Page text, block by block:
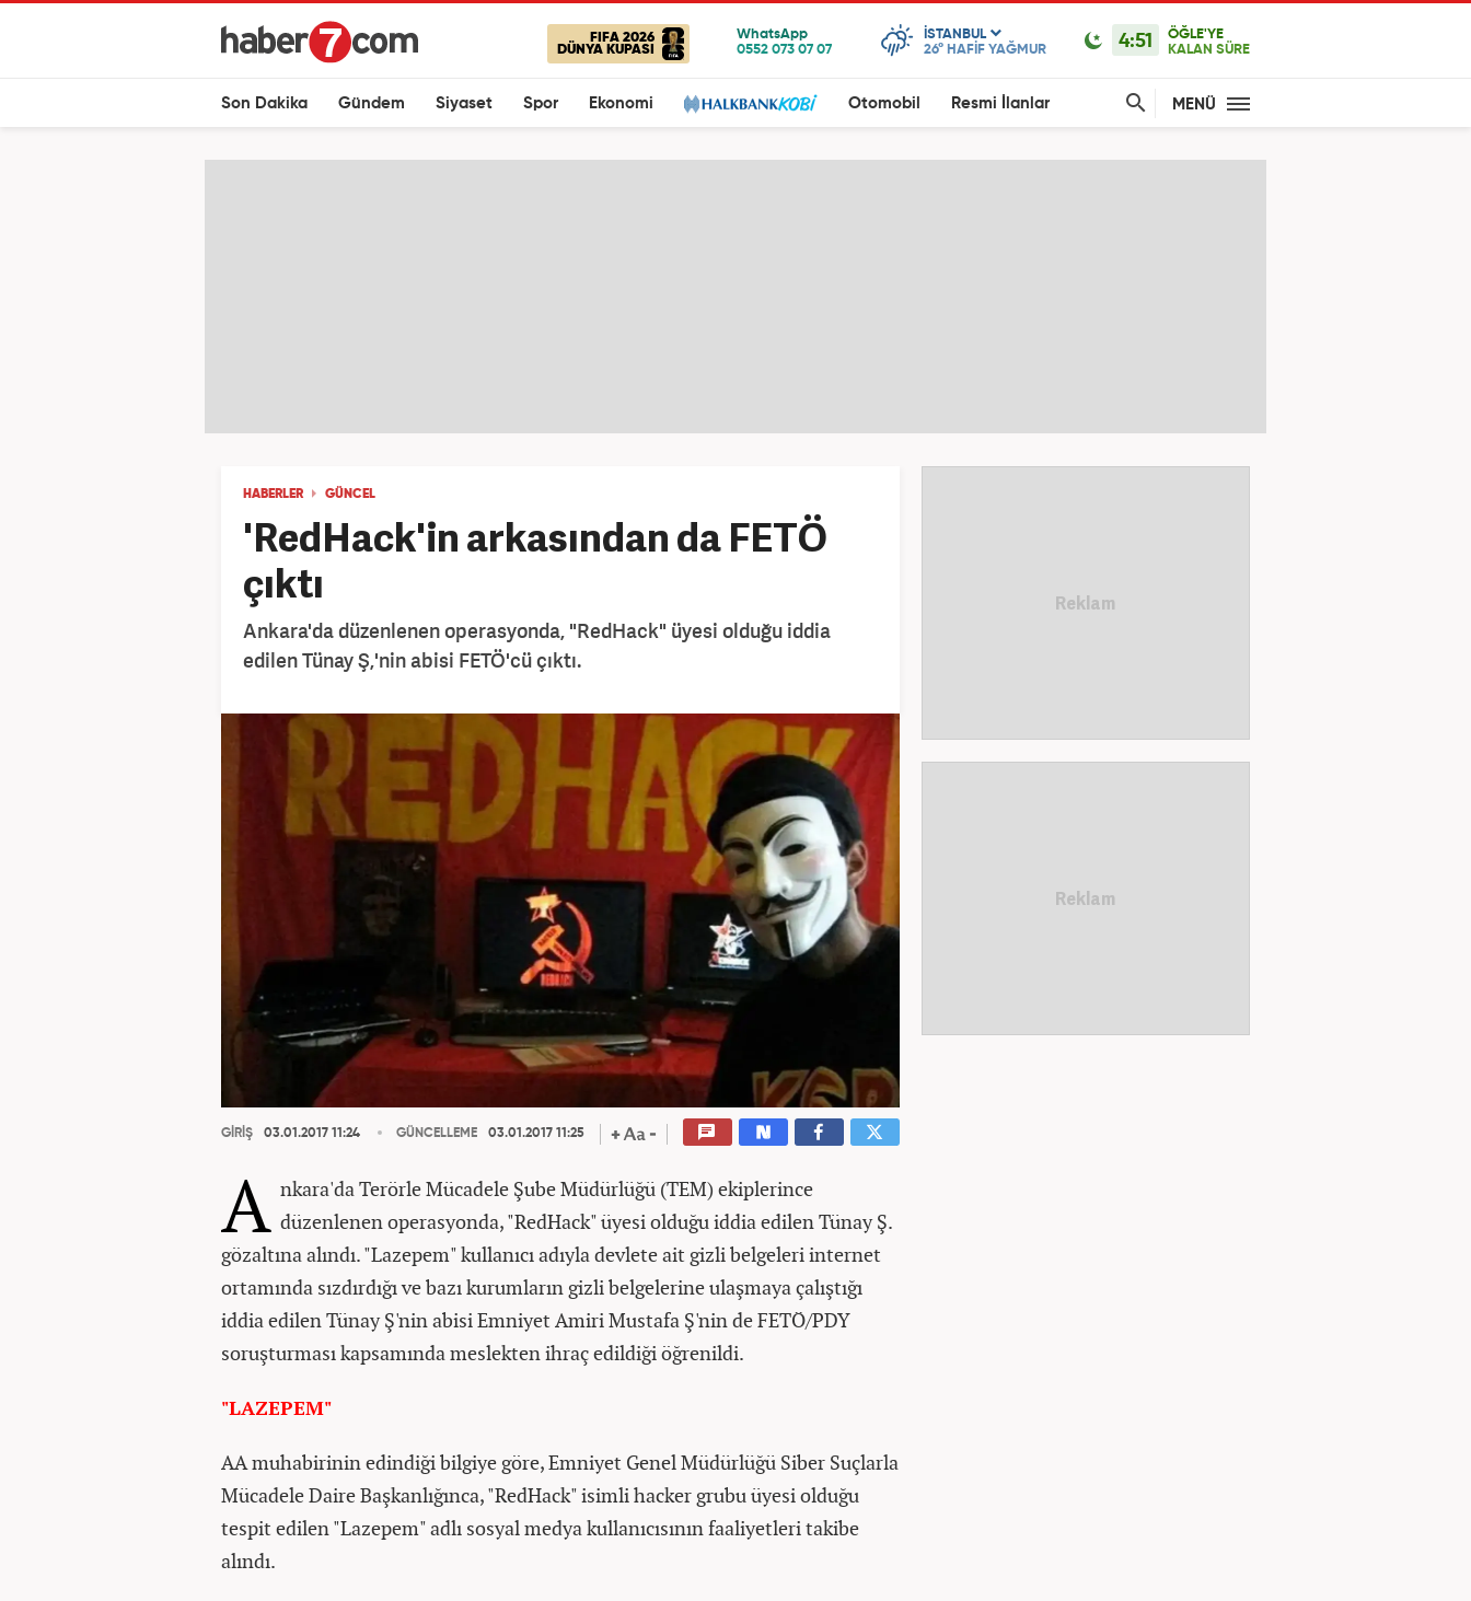
FIFA 2026
DÜNYA KUPASI
ISTANBUL
26° HAFİF YAĞMUR 4:51
ÖĞLE'YE
KALAN SÜRE
Son Dakika Gündem Siyaset Spor Ekonomi Otomobil Resmi İlanlar MENÜ
HABERLER GÜNCEL
'RedHack'in arkasından da FETÖ
çıktı
Ankara'da düzenlenen operasyonda, "RedHack" üyesi olduğu iddia
edilen Tünay Ş,'nin abisi FETÖ'cü çıktı.
GİRİŞ 03.01.2017 11:24 GÜNCELLEME 03.01.2017 11:25
A nkara'da Terörle Mücadele Şube Müdürlüğü (TEM) ekiplerince
düzenlenen operasyonda, "RedHack" üyesi olduğu iddia edilen Tünay Ş.
gözaltına alındı. "Lazepem" kullanıcı adıyla devlete ait gizli belgeleri internet
ortamında sızdırdığı ve bazı kurumların gizli belgelerine ulaşmaya çalıştığı
iddia edilen Tünay Ş'nin abisi Emniyet Amiri Mustafa Ş'nin de FETÖ/PDY
soruşturması kapsamında meslekten ihraç edildiği öğrenildi.
"LAZEPEM"
AA muhabirinin edindiği bilgiye göre, Emniyet Genel Müdürlüğü Siber Suçlarla
Mücadele Daire Başkanlığınca, "RedHack" isimli hacker grubu üyesi olduğu
tespit edilen "Lazepem" adlı sosyal medya kullanıcısının faaliyetleri takibe
alındı.